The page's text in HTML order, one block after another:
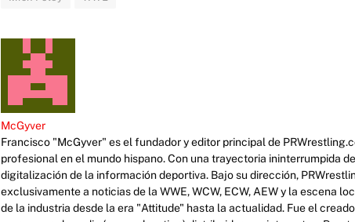
McGyver
Francisco "McGyver" es el fundador y editor principal de
profesional en el mundo hispano. Con una trayectoria ininterrumpida
digitalización de la información deportiva. Bajo su dirección,
exclusivamente a noticias de la WWE, WCW, ECW, AEW y la escena
de la industria desde la era "Attitude" hasta la actualidad. Fue el